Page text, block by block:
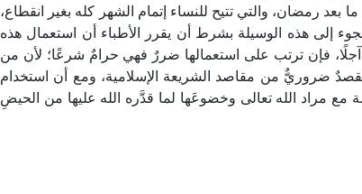
ما بعد رمضان، والتي تتيح للنساء إتمام الشهر كله بغير انقطاع،
إلى هذه الوسيلة بشرط أن يقرر الأطباء أن استعمال هذه
آجلًا، فإن ترتب على استعمالها ضررٌ فهي حرامٌ شرعًا؛ لأن من
ضروريٌّ من مقاصد الشريعة الإسلامية، ومع أن استخدام
مع مراد الله تعالى وخضوعَها لما قدَّره الله عليها من الحيضِ